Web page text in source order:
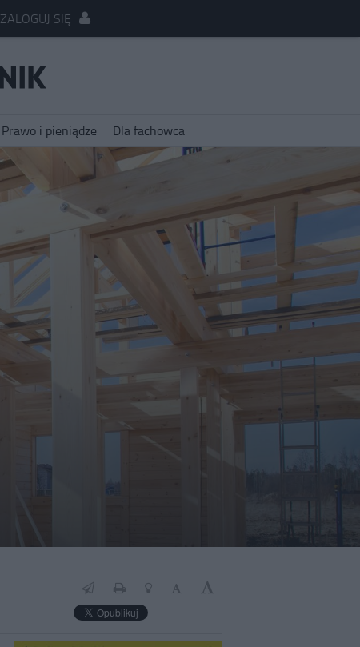
ZALOGUJ SIĘ
Prawo i pieniądze Dla fachowca